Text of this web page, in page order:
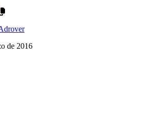
de 2016